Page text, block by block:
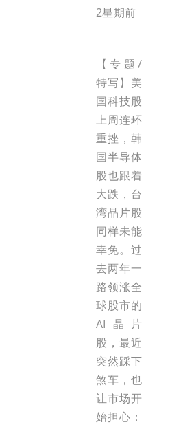
2星期前
【专题/
特写】美
国科技股
上周连环
重挫，韩
国半导体
股也跟着
大跌，台
湾晶片股
同样未能
幸免。过
去两年一
路领涨全
球股市的
AI晶片
股，最近
突然踩下
煞车，也
让市场开
始担心：